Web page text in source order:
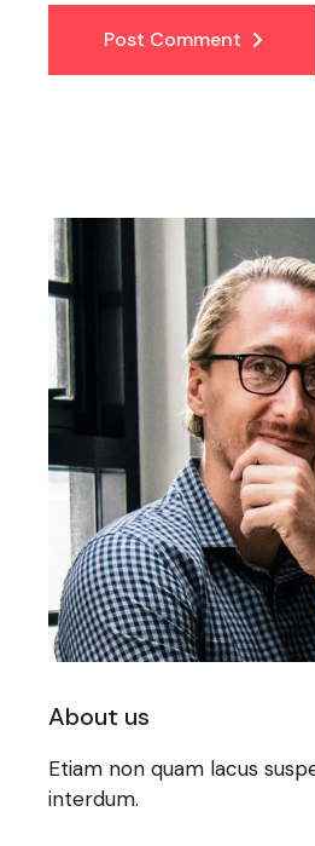
Post Comment
About us
Etiam non quam lacus
interdum.